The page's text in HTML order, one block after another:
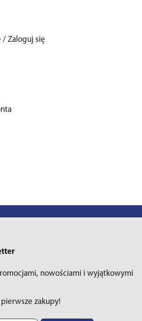
/ Zaloguj się
nowościami i wyjątkowymi
pierwsze zakupy!